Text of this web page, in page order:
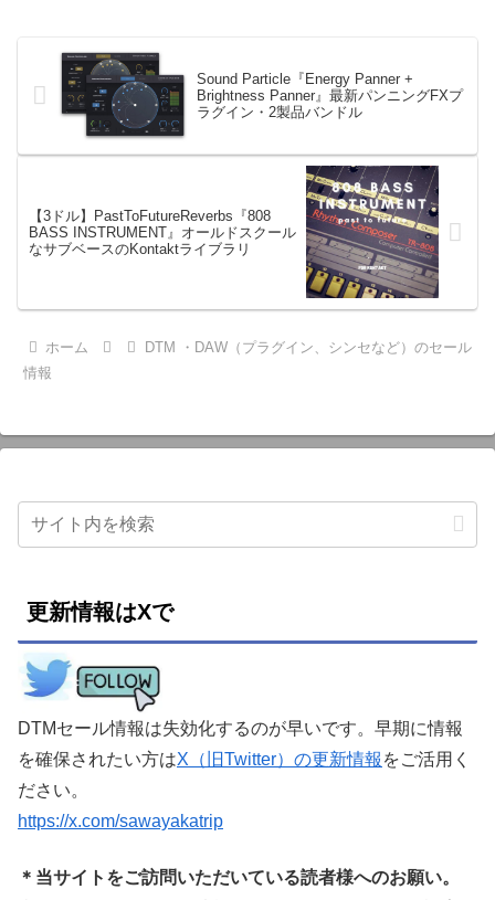
Sound Particle『Energy Panner +
Brightness Panner』最新パンニングFXプ
ラグイン・2製品バンドル
【3ドル】PastToFutureReverbs『808
BASS INSTRUMENT』オールドスクール
なサブベースのKontaktライブラリ
ホーム
DTM ・DAW（プラグイン、シンセなど）のセール
情報
更新情報はXで
DTMセール情報は失効化するのが早いです。早期に情報
を確保されたい方はX（旧Twitter）の更新情報 をご活用く
ださい。
https://x.com/sawayakatrip
＊当サイトをご訪問いただいている読者様へのお願い。